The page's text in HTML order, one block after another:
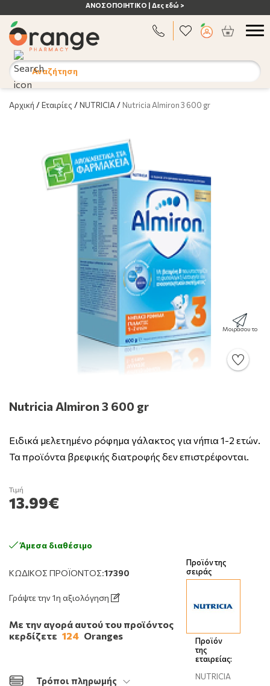
ΑΝΟΣΟΠΟΙΗΤΙΚΟ | Δες εδώ >
Αναζήτηση
Αρχική /Εταιρίες /NUTRICIA / Nutricia Almiron 3 600 gr
Μοιράσου το
Nutricia Almiron 3 600 gr
Ειδικά μελετημένο ρόφημα γάλακτος για νήπια 1-2 ετών.
Τα προϊόντα βρεφικής διατροφής δεν επιστρέφονται.
ΚΩΔΙΚΌΣ ΠΡΟΪΌΝΤΟΣ:17390
Γράψτε την 1η αξιολόγηση
Άμεσα διαθέσιμο
Τιμή
13.99€
Με την αγορά αυτού του προϊόντος
κερδίζετε 124 Oranges
Τρόποι πληρωμής
Προϊόν της
σειράς
Προϊόν
της
εταιρείας:
NUTRICIA